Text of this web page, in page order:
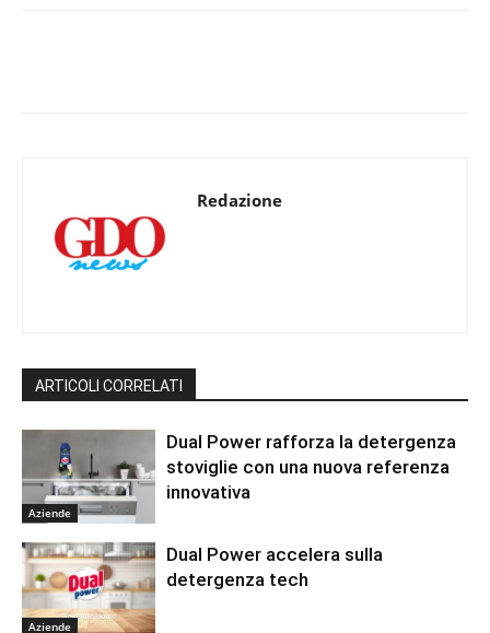
Redazione
ARTICOLI CORRELATI
Aziende
Dual Power rafforza la detergenza
stoviglie con una nuova referenza
innovativa
Aziende
Dual Power accelera sulla
detergenza tech